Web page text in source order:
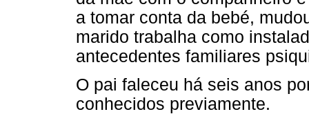
a tomar conta da bebé,
marido trabalha como
antecedentes familiares
O pai faleceu há seis anos
conhecidos previamente.